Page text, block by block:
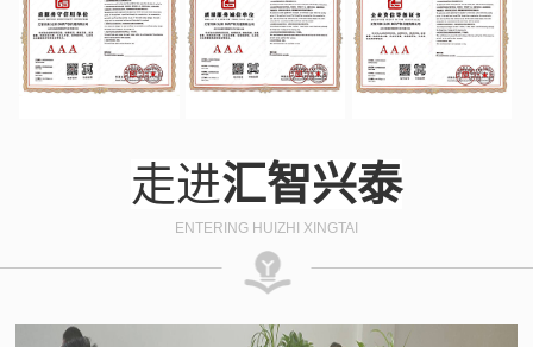
走进汇智兴泰
ENTERING HUIZHI XINGTAI